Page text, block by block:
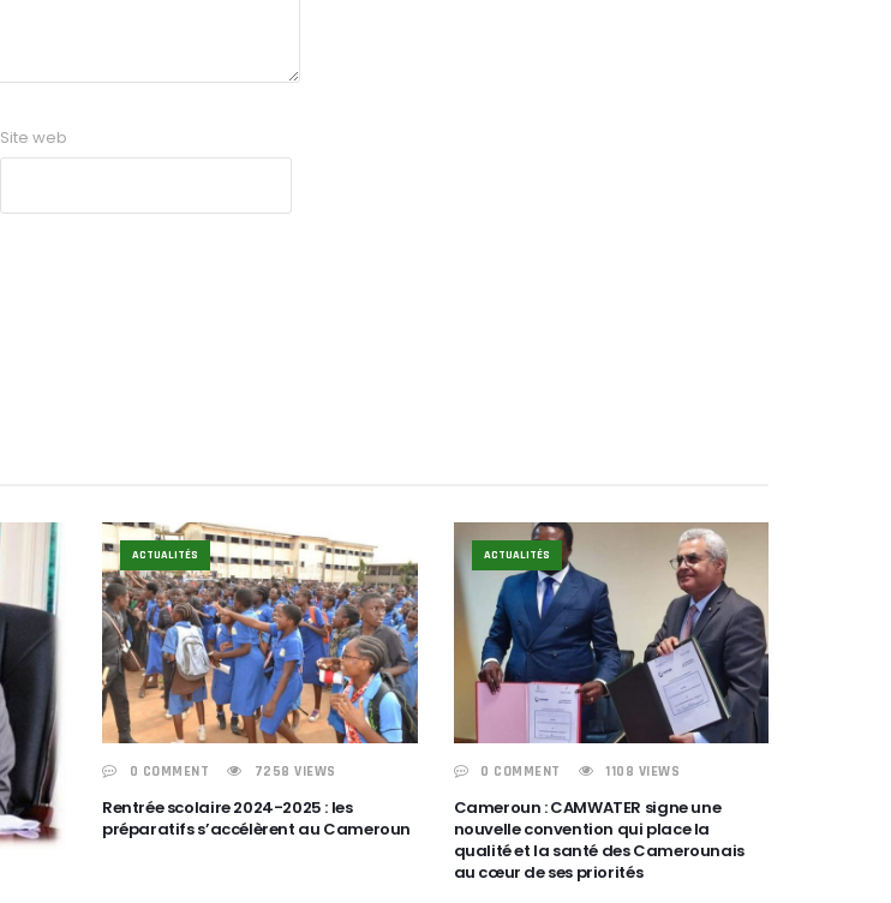
Site web
ACTUALITÉS
0 COMMENT 7258 VIEWS
Rentrée scolaire 2024-2025 : les
préparatifs s’accélèrent au Cameroun
ACTUALITÉS
0 COMMENT 1108 VIEWS
Cameroun : CAMWATER signe une
nouvelle convention qui place la
qualité et la santé des Camerounais
au cœur de ses priorités